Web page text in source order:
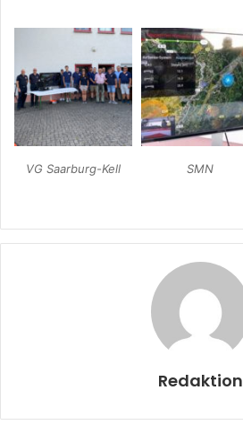
VG Saarburg-Kell SMN
Redaktion